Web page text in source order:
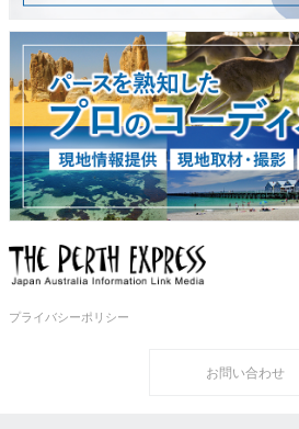
プライバシーポリシー
お問い合わせ